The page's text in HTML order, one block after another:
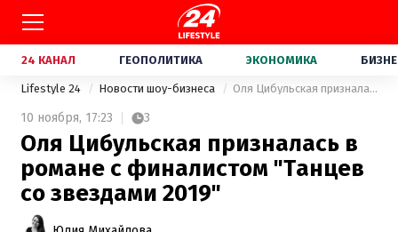
24 КАНАЛ ГЕОПОЛИТИКА ЭКОНОМИКА
Lifestyle 24 Новости шоу-бизнеса Оля Цибульская призналась в романе с финалистом "Танцев со звездами 2019"
10 ноября, 17:23 3
Оля Цибульская призналась в
романе с финалистом "Танцев
со звездами 2019"